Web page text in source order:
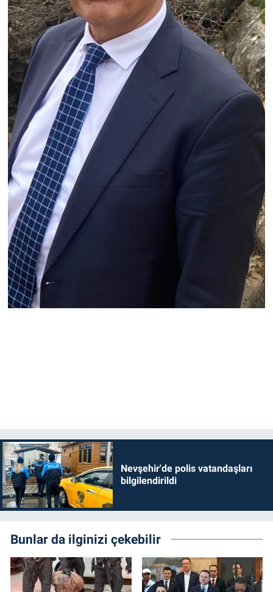
Nevşehir'de polis vatandaşları
bilgilendirildi
Bunlar da ilginizi çekebilir